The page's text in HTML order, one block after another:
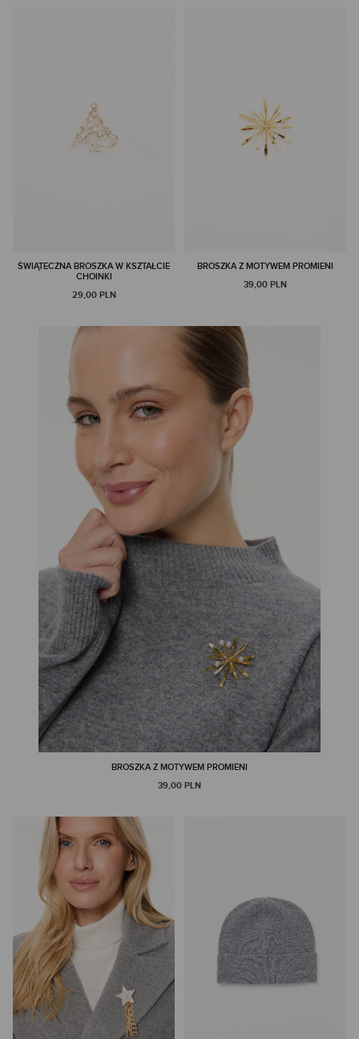
ŚWIĄTECZNA BROSZKA W KSZTAŁCIE
CHOINKI
29,00 PLN
BROSZKA Z MOTYWEM PROMIENI
39,00 PLN
BROSZKA Z MOTYWEM PROMIENI
39,00 PLN